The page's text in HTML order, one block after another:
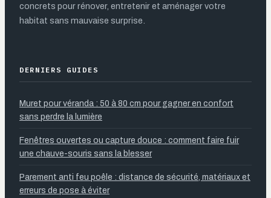
concrets pour rénover, entretenir et aménager votre
habitat sans mauvaise surprise.
DERNIERS GUIDES
Muret pour véranda : 50 à 80 cm pour gagner en confort
sans perdre la lumière
Fenêtres ouvertes ou capture douce : comment faire fuir
une chauve-souris sans la blesser
Parement anti feu poêle : distance de sécurité, matériaux et
erreurs de pose à éviter